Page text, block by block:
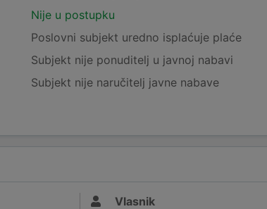
Nije u postupku
Poslovni subjekt uredno isplaćuje plaće
Subjekt nije ponuditelj u javnoj nabavi
Subjekt nije naručitelj javne nabave
Vlasnik